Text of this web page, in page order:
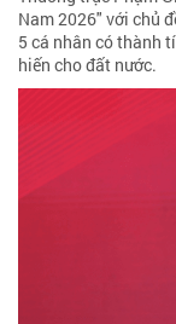
Nam 2026" với chủ
5 cá nhân có thành
hiến cho đất nước.